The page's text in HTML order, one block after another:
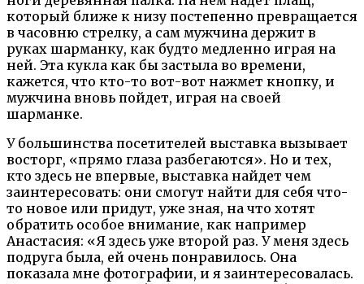
который ближе к низу постепенно превращается
в часовню стрелку, а сам мужчина держит в
руках шарманку, как будто медленно играя на
ней. Эта кукла как бы застыла во времени,
кажется, что кто-то вот-вот нажмет кнопку, и
мужчина вновь пойдет, играя на своей
шарманке.
У большинства посетителей выставка вызывает
восторг, «прямо глаза разбегаются». Но и тех,
кто здесь не впервые, выставка найдет чем
заинтересовать: они смогут найти для себя что-
то новое или придут, уже зная, на что хотят
обратить особое внимание, как например
Анастасия: «Я здесь уже второй раз. У меня здесь
подруга была, ей очень понравилось. Она
показала мне фотографии, и я заинтересовалась.